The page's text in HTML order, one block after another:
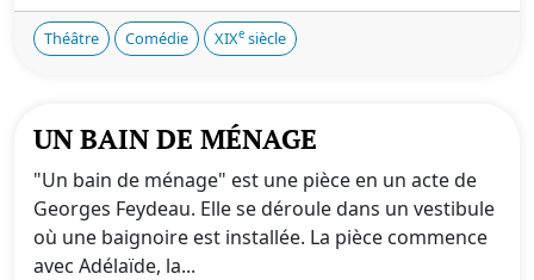
Théâtre Comédie XIXe siècle
UN BAIN DE MÉNAGE
"Un bain de ménage" est une pièce en un acte de
Georges Feydeau. Elle se déroule dans un vestibule
où une baignoire est installée. La pièce commence
avec Adélaïde, la...